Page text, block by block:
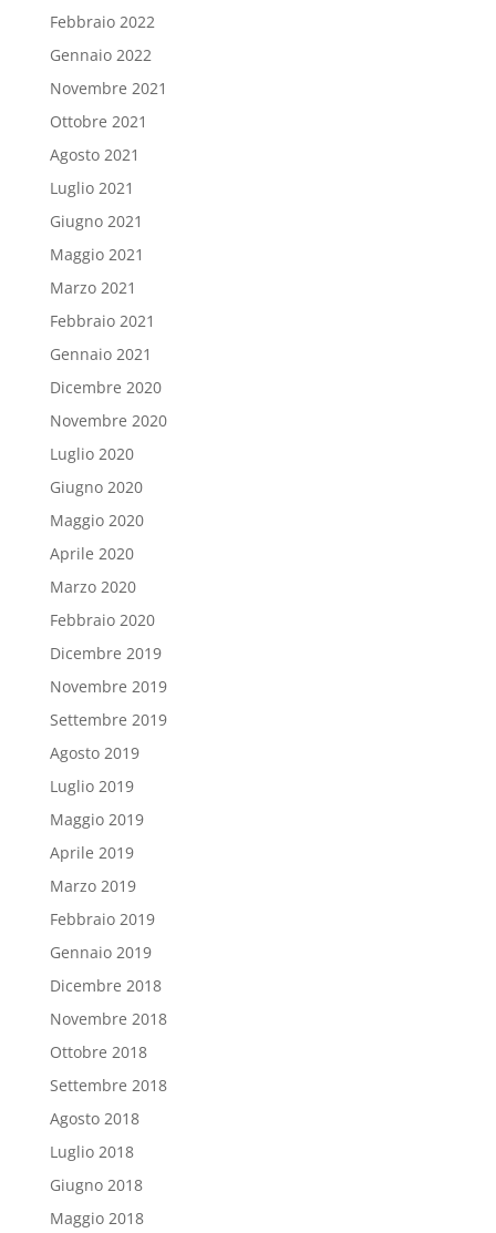
Febbraio 2022
Gennaio 2022
Novembre 2021
Ottobre 2021
Agosto 2021
Luglio 2021
Giugno 2021
Maggio 2021
Marzo 2021
Febbraio 2021
Gennaio 2021
Dicembre 2020
Novembre 2020
Luglio 2020
Giugno 2020
Maggio 2020
Aprile 2020
Marzo 2020
Febbraio 2020
Dicembre 2019
Novembre 2019
Settembre 2019
Agosto 2019
Luglio 2019
Maggio 2019
Aprile 2019
Marzo 2019
Febbraio 2019
Gennaio 2019
Dicembre 2018
Novembre 2018
Ottobre 2018
Settembre 2018
Agosto 2018
Luglio 2018
Giugno 2018
Maggio 2018